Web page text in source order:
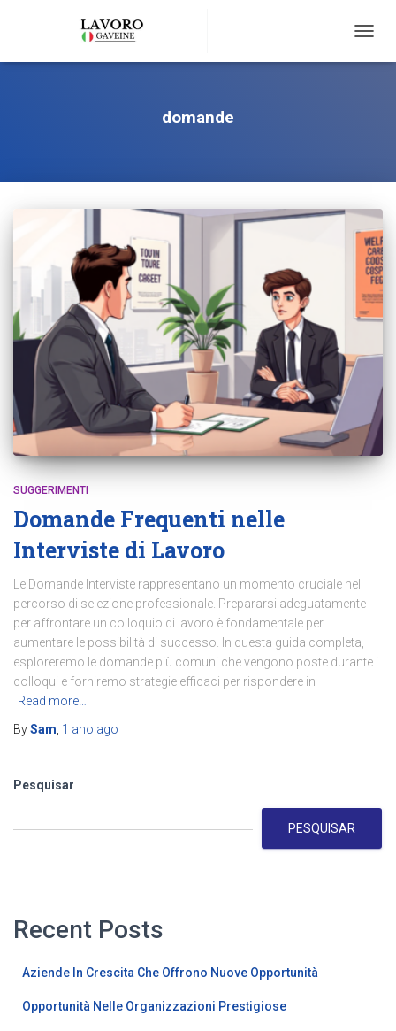
domande
SUGGERIMENTI
Domande Frequenti nelle
Interviste di Lavoro
Le Domande Interviste rappresentano un momento cruciale nel
percorso di selezione professionale. Prepararsi adeguatamente
per affrontare un colloquio di lavoro è fondamentale per
aumentare le possibilità di successo. In questa guida completa,
esploreremo le domande più comuni che vengono poste durante i
colloqui e forniremo strategie efficaci per rispondere in
Read more…
BySam 1 ano ago
Pesquisar
PESQUISAR
Recent Posts
Aziende In Crescita Che Offrono Nuove Opportunità
Opportunità Nelle Organizzazioni Prestigiose